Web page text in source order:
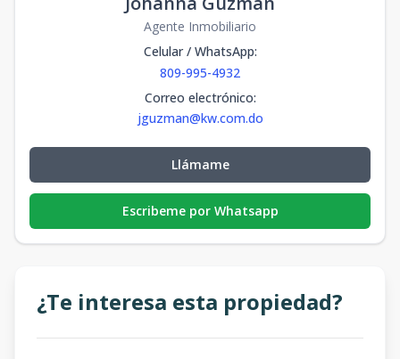
Agente Inmobiliario
Celular / WhatsApp:
809-995-4932
Correo electrónico:
jguzman@kw.com.do
Llámame
Escribeme por Whatsapp
¿Te interesa esta propiedad?